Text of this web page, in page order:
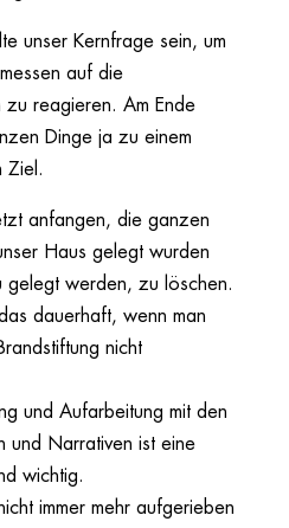
unser Kernfrage sein, um
auf die
zu reagieren. Am Ende
Dinge ja zu einem
Ziel.
anfangen, die ganzen
Haus gelegt wurden
gelegt werden, zu löschen.
dauerhaft, wenn man
nicht
und Aufarbeitung mit den
und Narrativen ist eine
wichtig.
immer mehr aufgerieben